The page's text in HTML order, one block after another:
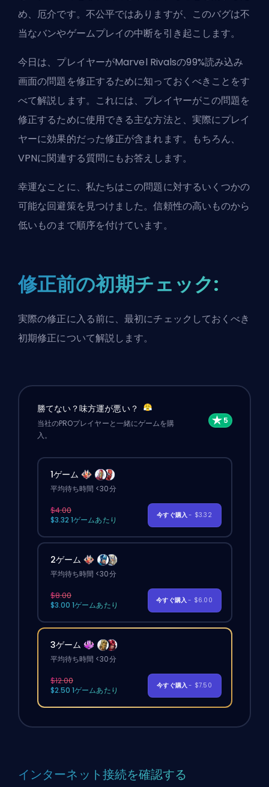
め、厄介です。不公平ではありますが、このバグは不
当なバンやゲームプレイの中断を引き起こします。
今日は、プレイヤーがMarvel Rivalsの99%読み込み
画面の問題を修正するために知っておくべきことをす
べて解説します。これには、プレイヤーがこの問題を
修正するために使用できる主な方法と、実際にプレイ
ヤーに効果的だった修正が含まれます。もちろん、
VPNに関連する質問にもお答えします。
幸運なことに、私たちはこの問題に対するいくつかの
可能な回避策を見つけました。信頼性の高いものから
低いものまで順序を付けています。
修正前の初期チェック:
実際の修正に入る前に、最初にチェックしておくべき
初期修正について解説します。
勝てない？味方運が悪い？
当社のPROプレイヤーと一緒にゲームを購
入。
1ゲーム
平均待ち時間 <30分
$4.00
$3.32 1ゲームあたり
今すぐ購入- $3.32
2ゲーム
平均待ち時間 <30分
$8.00
$3.00 1ゲームあたり
今すぐ購入- $6.00
3ゲーム
平均待ち時間 <30分
$12.00
$2.50 1ゲームあたり
今すぐ購入- $7.50
インターネット接続を確認する